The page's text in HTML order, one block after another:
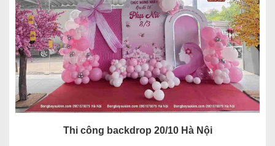
Thi công backdrop 20/10 Hà Nội